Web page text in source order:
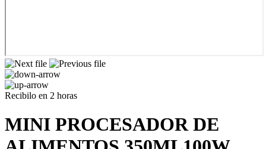
Recibilo en 2 horas
MINI PROCESADOR DE